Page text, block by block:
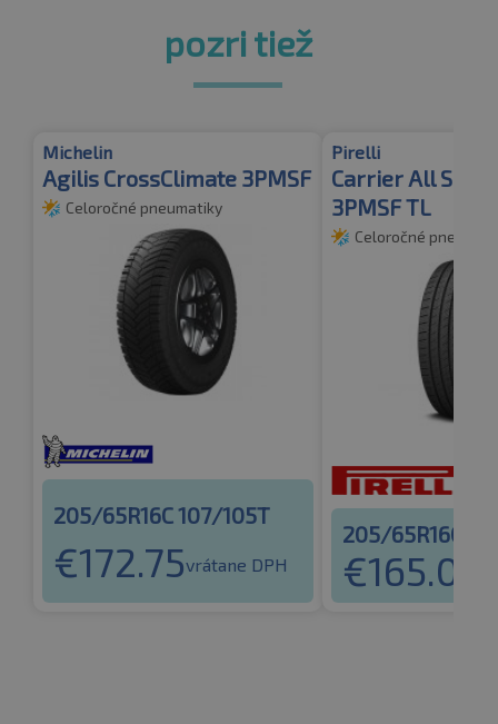
pozri tiež
Michelin
Agilis CrossClimate 3PMSF
Celoročné pneumatiky
205/65R16C 107/105T
€172.75vrátane DPH
Pirelli
Carrier All
3PMSF TL
Celoročné
205/65R16C
€165.03